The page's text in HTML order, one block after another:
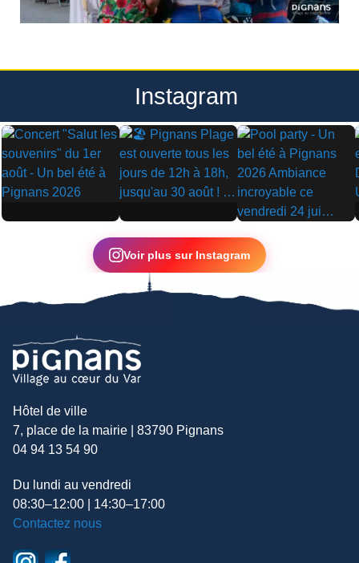
Instagram
▶ ▶
▶
Voir plus sur Instagram
Hôtel de ville
7, place de la mairie | 83790 Pignans
04 94 13 54 90
Du lundi au vendredi
08:30–12:00 | 14:30–17:00
Contactez nous